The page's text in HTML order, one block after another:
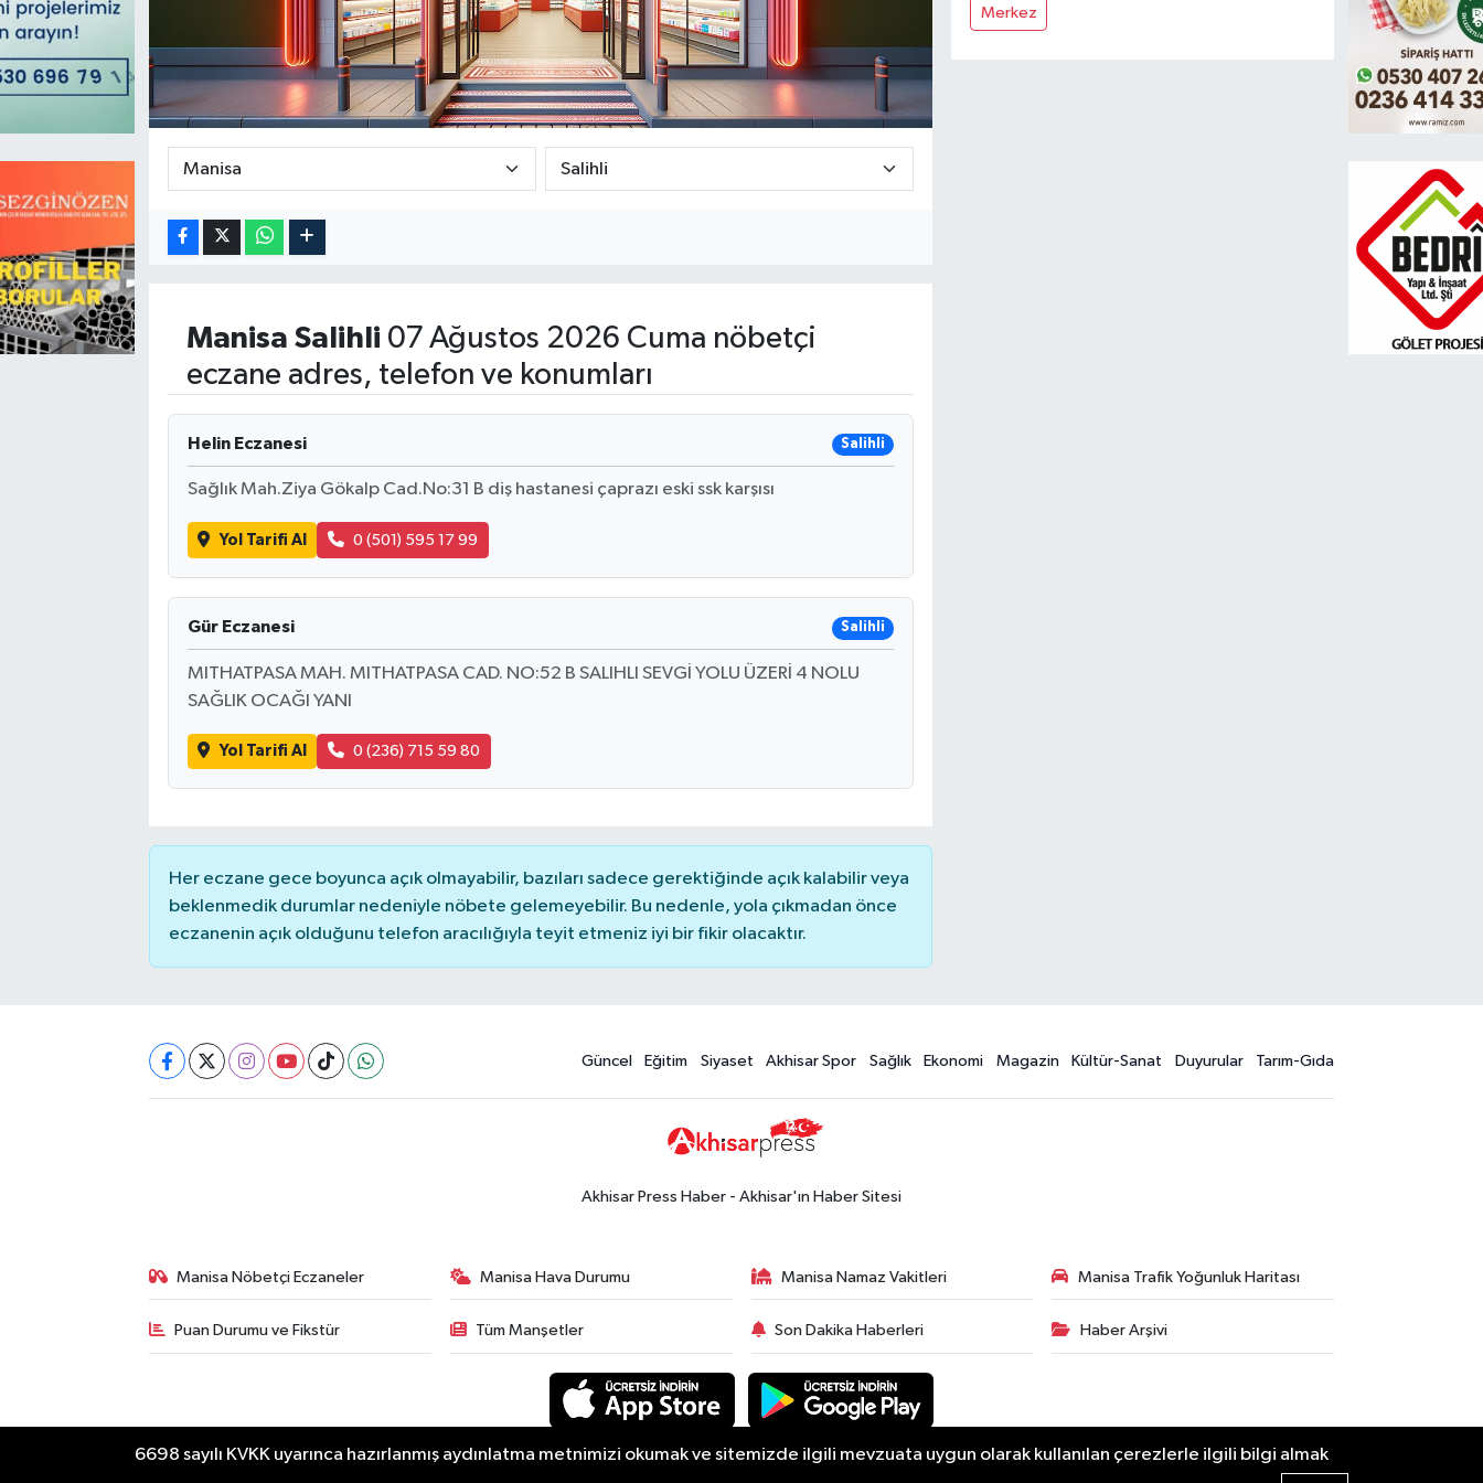
Manisa Salihli 07 Ağustos 2026 Cuma nöbetçi
eczane adres, telefon ve konumları
Helin Eczanesi Salihli
Sağlık Mah.Ziya Gökalp Cad.No:31 B diş hastanesi çaprazı eski ssk karşısı
Yol Tarifi Al 0 (501) 595 17 99
Gür Eczanesi Salihli
MITHATPASA MAH. MITHATPASA CAD. NO:52 B SALIHLI SEVGİ YOLU ÜZERİ 4 NOLU
SAĞLIK OCAĞI YANI
Yol Tarifi Al 0 (236) 715 59 80
Her eczane gece boyunca açık olmayabilir, bazıları sadece gerektiğinde açık kalabilir veya
beklenmedik durumlar nedeniyle nöbete gelemeyebilir. Bu nedenle, yola çıkmadan önce
eczanenin açık olduğunu telefon aracılığıyla teyit etmeniz iyi bir fikir olacaktır.
Merkez
Güncel Eğitim Siyaset Akhisar Spor Sağlık Ekonomi Magazin Kültür-Sanat Duyurular Tarım-Gıda
Akhisar Press Haber - Akhisar'ın Haber Sitesi
Manisa Nöbetçi Eczaneler Manisa Hava Durumu Manisa Namaz Vakitleri Manisa Trafik Yoğunluk Haritası
Puan Durumu ve Fikstür Tüm Manşetler Son Dakika Haberleri Haber Arşivi
6698 sayılı KVKK uyarınca hazırlanmış aydınlatma metnimizi okumak ve sitemizde ilgili mevzuata uygun olarak kullanılan çerezlerle ilgili bilgi almak
Magazin
Duyurular
Kadın
Teknoloji
Akhisar Emlak
Ülke
Etiketler
Duyurular
Tarım-Gıda
Röportaj
Dünya
Yaşam